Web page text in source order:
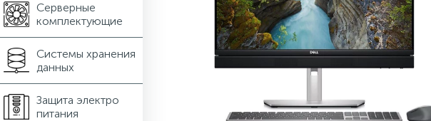
Серверные
комплектующие
Системы хранения
данных
Защита электро
питания